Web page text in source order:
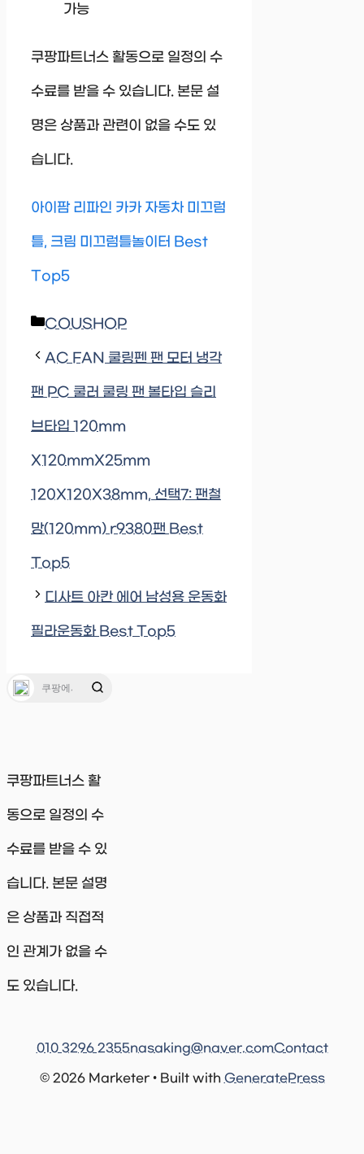
가능
쿠팡파트너스 활동으로 일정의 수
수료를 받을 수 있습니다. 본문 설
명은 상품과 관련이 없을 수도 있
습니다.
아이팜 리파인 카카 자동차 미끄럼
틀, 크림 미끄럼틀놀이터 Best
Top5
Categories
COUSHOP
AC FAN 쿨링펜 팬 모터 냉각
팬 PC 쿨러 쿨링 팬 볼타입 슬리
브타입 120mm
X120mmX25mm
120X120X38mm, 선택7: 팬철
망(120mm) r9380팬 Best
Top5
디사트 아칸 에어 남성용 운동화
필라운동화 Best Top5
쿠팡파트너스 활
동으로 일정의 수
수료를 받을 수 있
습니다. 본문 설명
은 상품과 직접적
인 관계가 없을 수
도 있습니다.
© 2026 Marketer • Built with GeneratePress
010 3296 2355nasaking@naver.comContact